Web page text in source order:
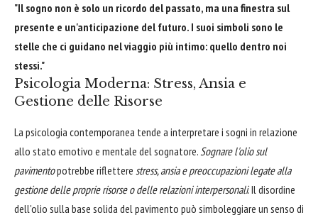
"Il sogno non è solo un ricordo del passato, ma una finestra sul
presente e un'anticipazione del futuro. I suoi simboli sono le
stelle che ci guidano nel viaggio più intimo: quello dentro noi
stessi."
Psicologia Moderna: Stress, Ansia e
Gestione delle Risorse
La psicologia contemporanea tende a interpretare i sogni in relazione
allo stato emotivo e mentale del sognatore.Sognare l'olio sul
pavimentopotrebbe riflettere stress, ansia e preoccupazioni legate alla
gestione delle proprie risorse o delle relazioni interpersonali. Il disordine
dell'olio sulla base solida del pavimento può simboleggiare un senso di